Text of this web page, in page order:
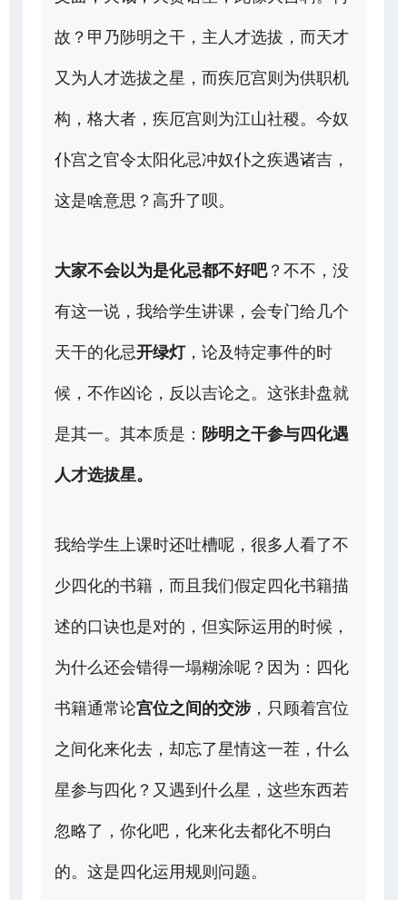
故？甲乃陟明之干，主人才选拔，而天才
又为人才选拔之星，而疾厄宫则为供职机
构，格大者，疾厄宫则为江山社稷。今奴
仆宫之官令太阳化忌冲奴仆之疾遇诸吉，
这是啥意思？高升了呗。
大家不会以为是化忌都不好吧？不不，没
有这一说，我给学生讲课，会专门给几个
天干的化忌开绿灯，论及特定事件的时
候，不作凶论，反以吉论之。这张卦盘就
是其一。其本质是： 陟明之干参与四化遇
人才选拔星。
我给学生上课时还吐槽呢，很多人看了不
少四化的书籍，而且我们假定四化书籍描
述的口诀也是对的，但实际运用的时候，
为什么还会错得一塌糊涂呢？因为：四化
书籍通常论宫位之间的交涉，只顾着宫位
之间化来化去，却忘了星情这一茬，什么
星参与四化？又遇到什么星，这些东西若
忽略了，你化吧，化来化去都化不明白
的。这是四化运用规则问题。